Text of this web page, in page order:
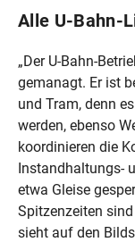
Alle U-Bahn-
„Der U-Bahn-
gemanagt. Er ist
und Tram, denn
werden, ebenso
koordinieren die
Instandhaltungs-
etwa Gleise
Spitzenzeiten
sieht auf den